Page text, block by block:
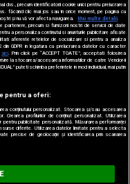
DESCARCĂ
precum identificatorii cookie unici pentru prelucrarea
făcând clic mai jos sau în orice moment, pe pagina cu
și nu vă vor afecta navigarea.
Mai multe detalii
partenere, precum si furnizorii nostri de servicii de date
a personaliza continutul si anunturile publicitare afisate
aferente retelelor de socializare si pentru a analiza
GDPR in legatura cu prelucrarea datelor cu caracter
aici. Prin click pe “ACCEPT TOATE”, acceptati folosirea
la stocarea/accesarea informatiilor de catre Vendor-ii
puteti schimba preferintele in mod individual, mai putin
pentru a oferi:
conținutului personalizat. Stocarea și/sau accesarea
Crearea profilurilor de conținut personalizat. Utilizarea
pentru publicitate personalizată. Măsurarea performanței
surse diferite. Utilizarea datelor limitate pentru a selecta
precise de geolocație și identificarea prin scanarea